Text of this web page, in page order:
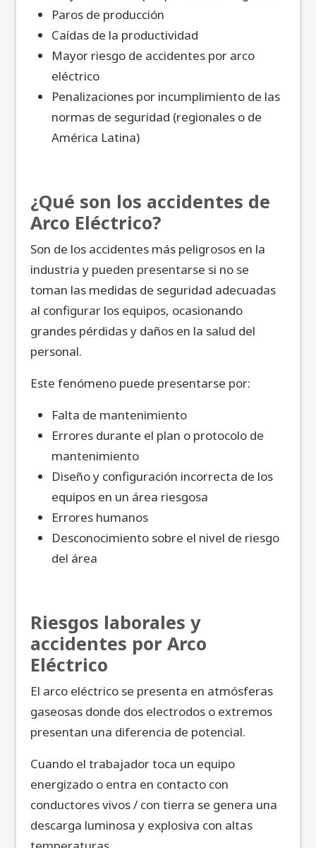
Paros de producción
Caídas de la productividad
Mayor riesgo de accidentes por arco
eléctrico
Penalizaciones por incumplimiento de las
normas de seguridad (regionales o de
América Latina)
¿Qué son los accidentes de
Arco Eléctrico?
Son de los accidentes más peligrosos en la
industria y pueden presentarse si no se
toman las medidas de seguridad adecuadas
al configurar los equipos, ocasionando
grandes pérdidas y daños en la salud del
personal.
Este fenómeno puede presentarse por:
Falta de mantenimiento
Errores durante el plan o protocolo de
mantenimiento
Diseño y configuración incorrecta de los
equipos en un área riesgosa
Errores humanos
Desconocimiento sobre el nivel de riesgo
del área
Riesgos laborales y
accidentes por Arco
Eléctrico
El arco eléctrico se presenta en atmósferas
gaseosas donde dos electrodos o extremos
presentan una diferencia de potencial.
Cuando el trabajador toca un equipo
energizado o entra en contacto con
conductores vivos / con tierra se genera una
descarga luminosa y explosiva con altas